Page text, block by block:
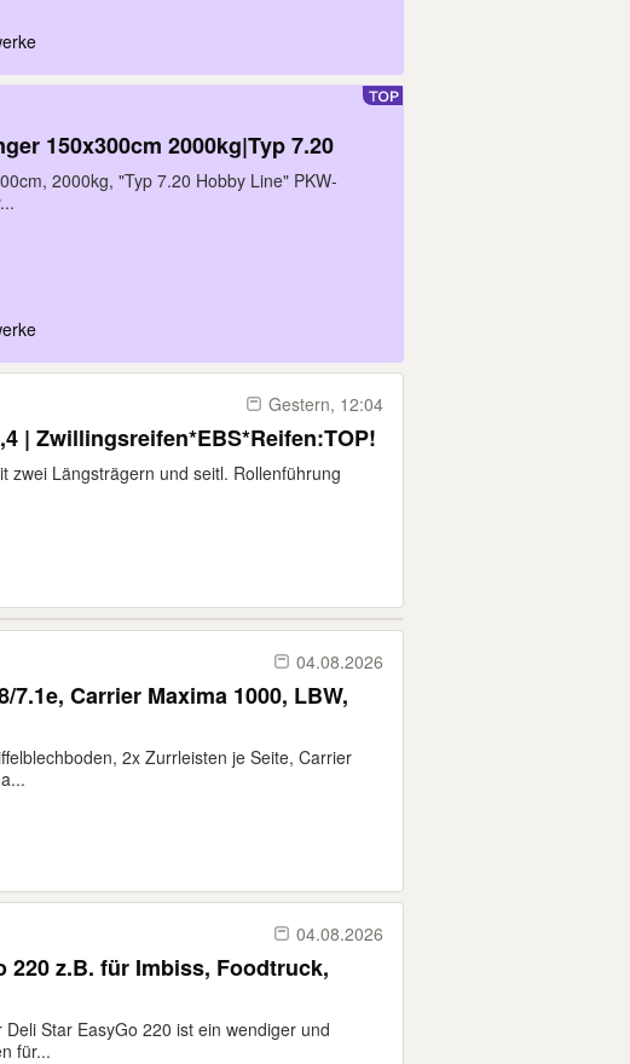
150x300cm 2000kg|Typ 7.20
2000kg, "Typ 7.20 Hobby Line" PKW-
Gestern, 12:04
| Zwillingsreifen*EBS*Reifen:TOP!
zwei Längsträgern und seitl. Rollenführung
04.08.2026
7.1e, Carrier Maxima 1000, LBW,
2x Zurrleisten je Seite, Carrier
04.08.2026
220 z.B. für Imbiss, Foodtruck,
Star EasyGo 220 ist ein wendiger und
für...